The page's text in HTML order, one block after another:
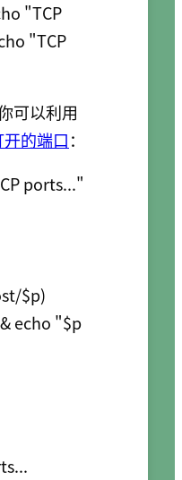
"TCP
"TCP
可以利用
的端口：
ports..."
$p)
echo "$p